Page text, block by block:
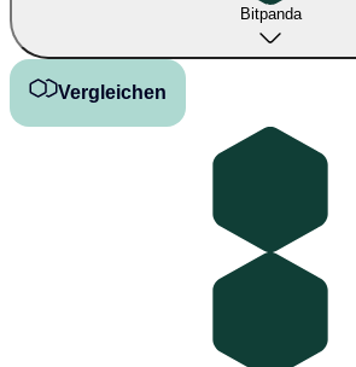
Bitpanda
Vergleichen